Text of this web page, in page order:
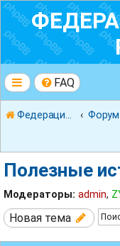
FAQ
Федерация гандбола России
Полезные
Модераторы: admin,
Новая тема